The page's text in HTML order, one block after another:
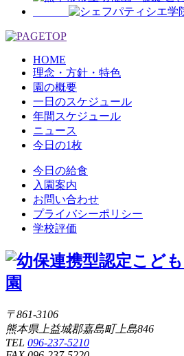
HOME
理念・方針・特色
園の概要
一日のスケジュール
年間スケジュール
ニュース
今日の1枚
今日の給食
入園案内
お問い合わせ
プライバシーポリシー
学校評価
〒861-3106
熊本県上益城郡嘉島町上島846
TEL 096-237-5210